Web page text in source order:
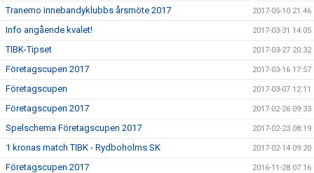
Tranemo innebandyklubbs årsmöte 2017 2017-05-10 21:46
Info angående kvalet! 2017-03-31 14:05
TIBK-Tipset 2017-03-27 20:32
Företagscupen 2017 2017-03-16 17:57
Företagscupen 2017-03-07 12:11
Företagscupen 2017 2017-02-26 09:33
Spelschema Företagscupen 2017 2017-02-23 08:19
1 kronas match TIBK - Rydboholms SK 2017-02-14 09:20
Företagscupen 2017 2016-11-28 07:16